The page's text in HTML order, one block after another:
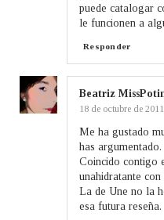
puede catalogar
le funcionen a
Responder
Beatriz
18 de octubre de
Me ha gustado
has argumentado.
Coincido contigo
unahidratante
La de Une no la
esa futura reseña.